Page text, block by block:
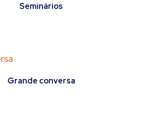
Seminários
Grande conversa